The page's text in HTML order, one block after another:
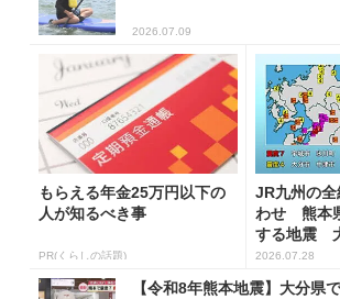
2026.07.09
もらえる年金25万円以下の
人が知るべき事
PR(くらしの話題)
JR九州の
わせ 熊本
する地震
大震...
2026.07.28
【令和8年熊本地震】大分県